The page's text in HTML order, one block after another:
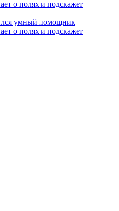
умный помощник
о полях и подскажет